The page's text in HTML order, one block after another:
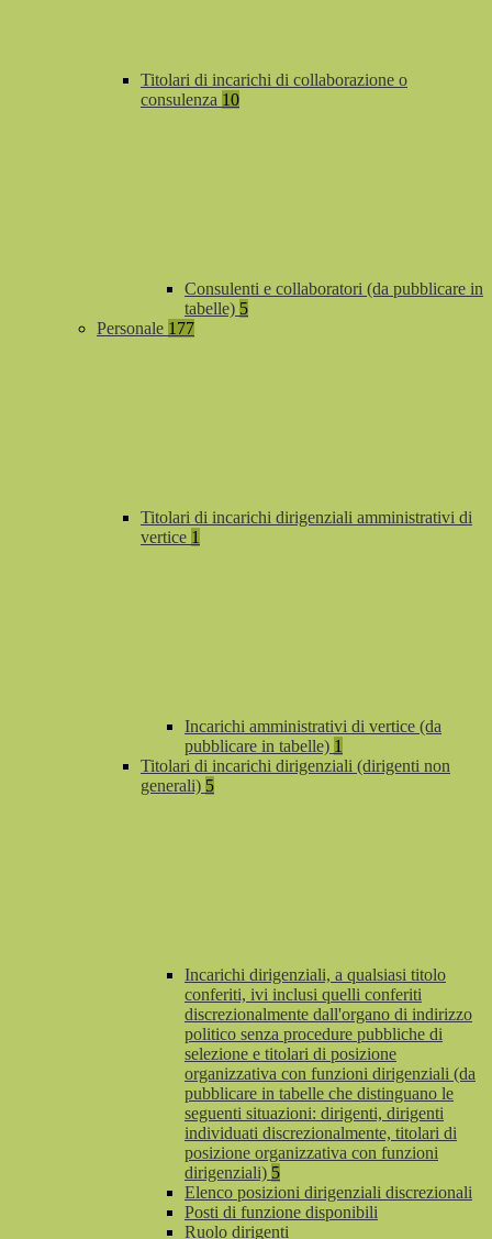
Titolari di incarichi di collaborazione o
consulenza 10
Consulenti e collaboratori (da pubblicare in
tabelle) 5
Personale 177
Titolari di incarichi dirigenziali amministrativi di
vertice 1
Incarichi amministrativi di vertice (da
pubblicare in tabelle) 1
Titolari di incarichi dirigenziali (dirigenti non
generali) 5
Incarichi dirigenziali, a qualsiasi titolo
conferiti, ivi inclusi quelli conferiti
discrezionalmente dall'organo di indirizzo
politico senza procedure pubbliche di
selezione e titolari di posizione
organizzativa con funzioni dirigenziali (da
pubblicare in tabelle che distinguano le
seguenti situazioni: dirigenti, dirigenti
individuati discrezionalmente, titolari di
posizione organizzativa con funzioni
dirigenziali) 5
Elenco posizioni dirigenziali discrezionali
Posti di funzione disponibili
Ruolo dirigenti